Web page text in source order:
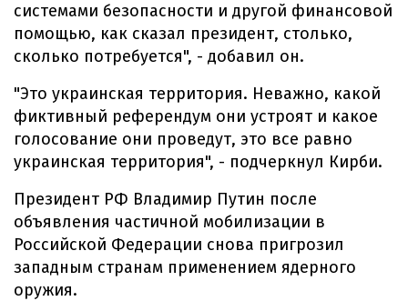
системами безопасности и другой финансовой
помощью, как сказал президент, столько,
сколько потребуется", - добавил он.
"Это украинская территория. Неважно, какой
фиктивный референдум они устроят и какое
голосование они проведут, это все равно
украинская территория", - подчеркнул Кирби.
Президент РФ Владимир Путин после
объявления частичной мобилизации в
Российской Федерации снова пригрозил
западным странам применением ядерного
оружия.